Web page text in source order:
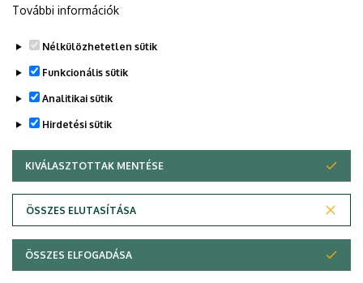
Adatvédelem
Copyright © 2026 Unideb
További információk
Nélkülözhetetlen sütik
Funkcionális sütik
Analitikai sütik
Hirdetési sütik
KIVÁLASZTOTTAK MENTÉSE
ÖSSZES ELUTASÍTÁSA
WITHDRAW CONSENT
ÖSSZES ELFOGADÁSA